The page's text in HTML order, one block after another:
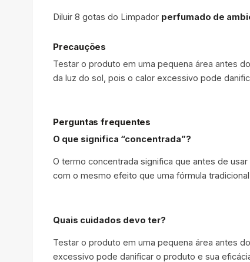
Diluir 8 gotas do Limpador perfumado de
Precauções
Testar o produto em uma pequena área antes
da luz do sol, pois o calor excessivo pode
Perguntas frequentes
O que significa “concentrada”?
O termo concentrada significa que antes de
com o mesmo efeito que uma fórmula
Quais cuidados devo ter?
Testar o produto em uma pequena área antes
excessivo pode danificar o produto e sua